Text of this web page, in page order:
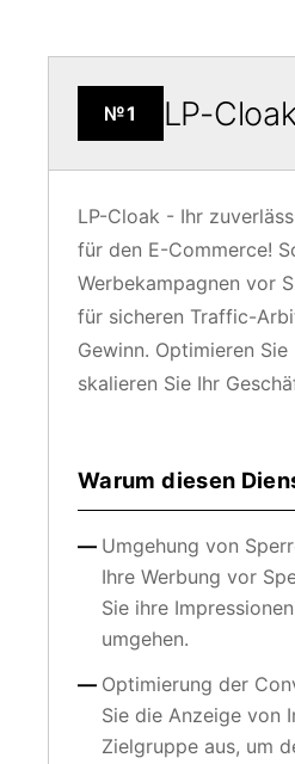
№1 LP-Cloak
LP-Cloak - Ihr
für den E-Commerce!
Werbekampagnen vor
für sicheren Traffic-
Gewinn. Optimieren
skalieren Sie Ihr
Warum diesen
Umgehung von
Ihre Werbung vor
Sie ihre
umgehen.
Optimierung der
Sie die Anzeige von
Zielgruppe aus, um